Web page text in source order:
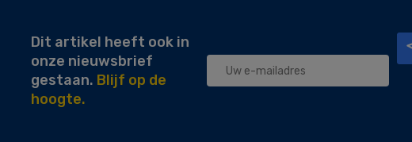
Dit artikel heeft ook in
onze nieuwsbrief
gestaan. Blijf op de
hoogte.